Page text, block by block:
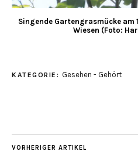
Singende Gartengrasmücke am
Wiesen (Foto:
KATEGORIE: Gesehen - Gehört
VORHERIGER ARTIKEL